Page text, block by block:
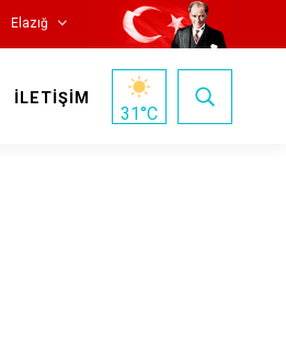
Elazığ
İLETİŞİM
31°C